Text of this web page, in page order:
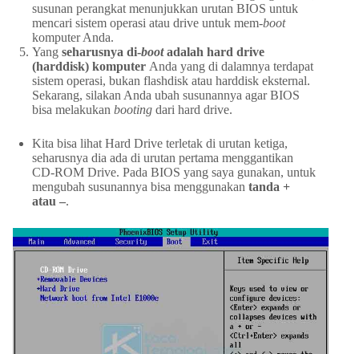
susunan perangkat menunjukkan urutan BIOS untuk
mencari sistem operasi atau drive untuk mem-boot
komputer Anda.
Yang seharusnya di-bootadalah hard drive
(harddisk) komputer Anda yang di dalamnya terdapat
sistem operasi, bukan flashdisk atau harddisk eksternal.
Sekarang, silakan Anda ubah susunannya agar BIOS
bisa melakukan booting dari hard drive.
Kita bisa lihat Hard Drive terletak di urutan ketiga,
seharusnya dia ada di urutan pertama menggantikan
CD-ROM Drive. Pada BIOS yang saya gunakan, untuk
mengubah susunannya bisa menggunakan tanda +
atau –.